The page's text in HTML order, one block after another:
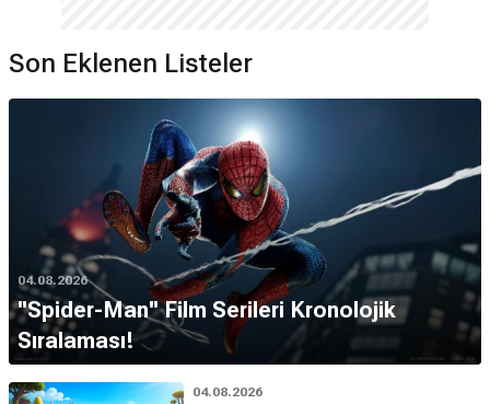
Son Eklenen Listeler
04.08.2026
''Spider-Man'' Film Serileri Kronolojik
Sıralaması!
04.08.2026